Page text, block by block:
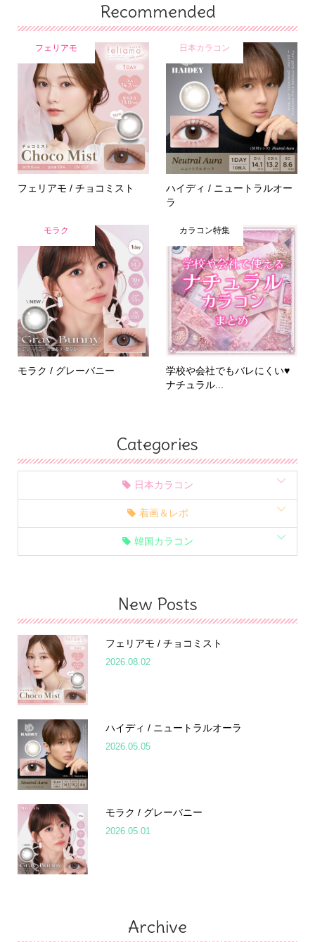
Recommended
フェリアモ
フェリアモ / チョコミスト
日本カラコン
ハイディ / ニュートラルオー
ラ
モラク
モラク / グレーバニー
カラコン特集
学校や会社でもバレにくい♥
ナチュラル...
Categories
日本カラコン
着画＆レポ
韓国カラコン
New Posts
フェリアモ / チョコミスト
2026.08.02
ハイディ / ニュートラルオーラ
2026.05.05
モラク / グレーバニー
2026.05.01
Archive